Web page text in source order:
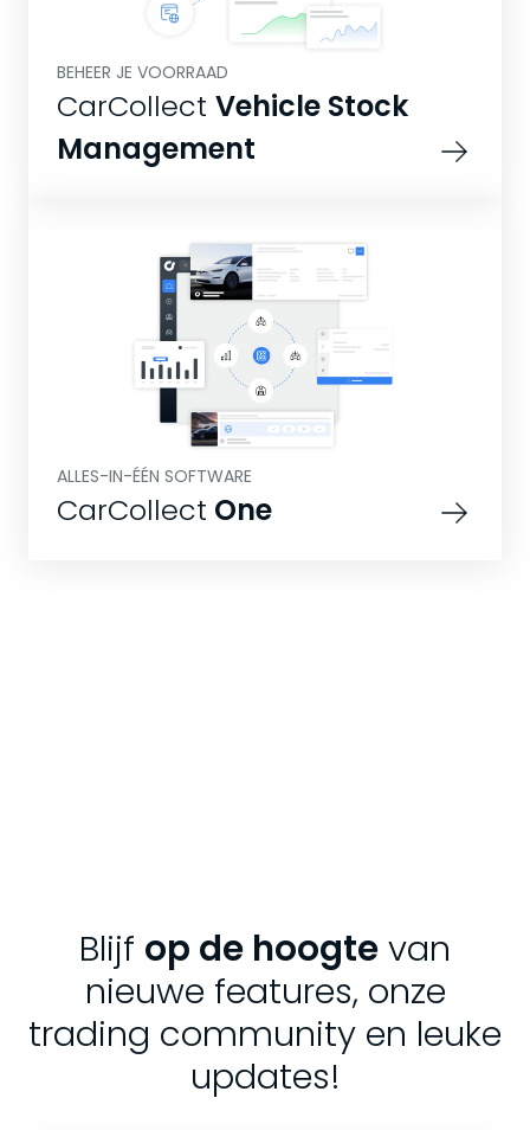
BEHEER JE VOORRAAD
CarCollect Vehicle Stock
Management
ALLES-IN-ÉÉN SOFTWARE
CarCollect One
Blijf op de hoogtevan
nieuwe features, onze
trading community en leuke
updates!